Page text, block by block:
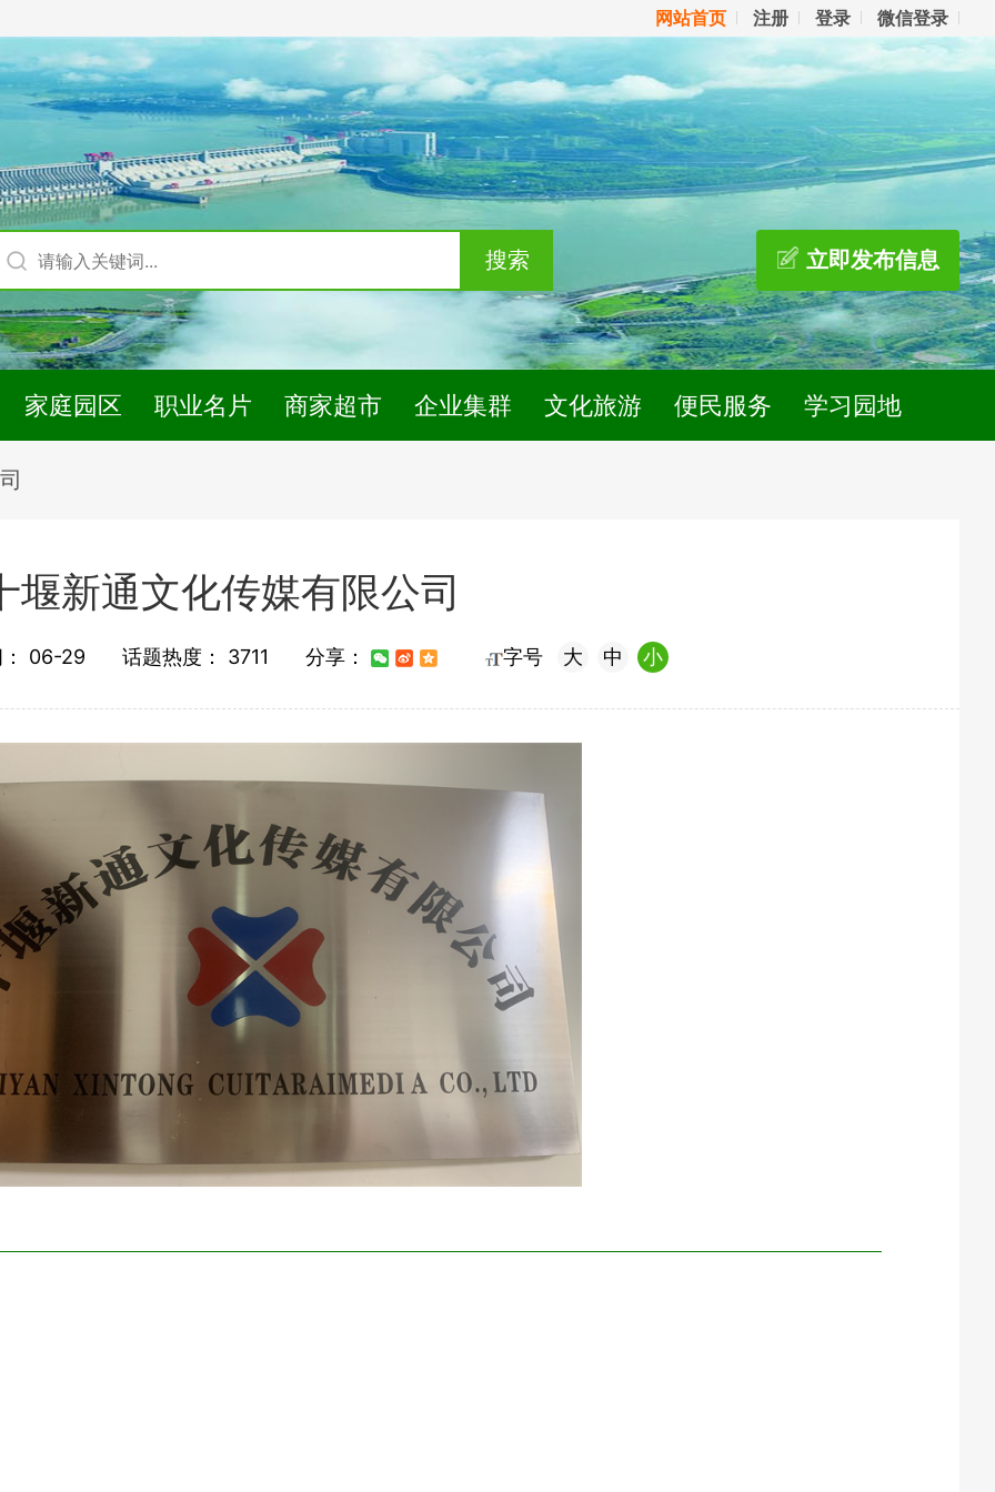
网站首页 注册 登录 微信登录
搜索 立即发布信息
家庭园区 职业名片 商家超市 企业集群 文化旅游 便民服务 学习园地
堰新通文化传媒有限公司
06-29 话题热度： 3711 分享： 字号 大 中 小